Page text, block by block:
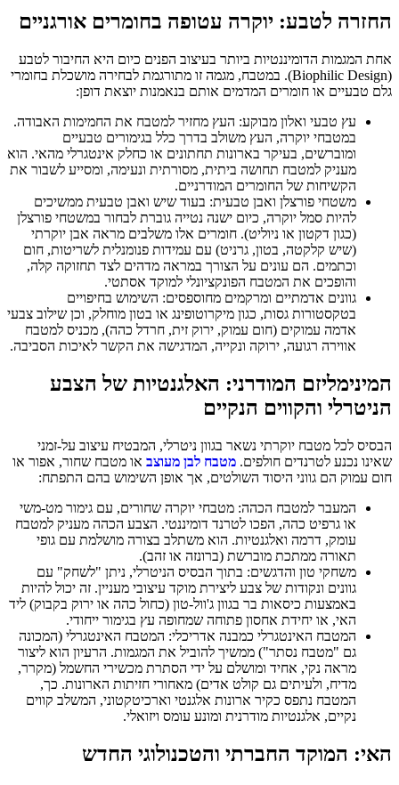
החזרה לטבע: יוקרה עטופה בחומרים אורגניים
אחת המגמות הדומיננטיות ביותר בעיצוב הפנים כיום היא החיבור לטבע
(Biophilic Design). במטבח, מגמה זו מתורגמת לבחירה מושכלת בחומרי
גלם טבעיים או חומרים המדמים אותם בנאמנות יוצאת דופן:
עץ טבעי ואלון מבוקע: העץ מחזיר למטבח את החמימות האבודה.
במטבחי יוקרה, העץ משולב בדרך כלל בגימורים טבעיים
ומוברשים, בעיקר בארונות תחתונים או כחלק אינטגרלי מהאי. הוא
מעניק למטבח תחושה ביתית, מסורתית ונעימה, ומסייע לשבור את
הקשיחות של החומרים המודרניים.
משטחי פורצלן ואבן טבעית: בעוד שיש ואבן טבעית ממשיכים
להיות סמל יוקרה, כיום ישנה נטייה גוברת לבחור במשטחי פורצלן
(כגון דקטון או ניוליט). חומרים אלו משלבים מראה אבן יוקרתי
(שיש קלקטה, בטון, גרניט) עם עמידות פנומנלית לשריטות, חום
וכתמים. הם עונים על הצורך במראה מדהים לצד תחזוקה קלה,
והופכים את המטבח הפונקציונלי למוקד אסתטי.
גוונים אדמתיים ומרקמים מחוספסים: השימוש בחיפויים
בטקסטורות גסות, כגון מיקרוטופינג או בטון מוחלק, וכן שילוב צבעי
אדמה עמוקים (חום עמוק, ירוק זית, חרדל כהה), מכניס למטבח
אווירה רגועה, ירוקה ונקייה, המדגישה את הקשר לאיכות הסביבה.
המינימליזם המודרני: האלגנטיות של הצבע
הניטרלי והקווים הנקיים
הבסיס לכל מטבח יוקרתי נשאר בגוון ניטרלי, המבטיח עיצוב על-זמני
שאינו נכנע לטרנדים חולפים. מטבח לבן מעוצב או מטבח שחור, אפור או
חום עמוק הם גווני היסוד השולטים, אך אופן השימוש בהם התפתח:
המעבר למטבח הכהה: מטבחי יוקרה שחורים, עם גימור מט-משי
או גרפיט כהה, הפכו לטרנד דומיננטי. הצבע הכהה מעניק למטבח
עומק, דרמה ואלגנטיות. הוא משתלב בצורה מושלמת עם גופי
תאורה ממתכת מוברשת (ברונזה או זהב).
משחקי טון והדגשים: בתוך הבסיס הניטרלי, ניתן "לשחק" עם
גוונים ונקודות של צבע ליצירת מוקד עיצובי מעניין. זה יכול להיות
באמצעות כיסאות בר בגוון ג'וול-טון (כחול כהה או ירוק בקבוק) ליד
האי, או יחידת אחסון פתוחה שמחופה עץ בגימור ייחודי.
המטבח האינטגרלי כמבנה אדריכלי: המטבח האינטגרלי (המכונה
גם "מטבח נסתר") ממשיך להוביל את המגמות. הרעיון הוא ליצור
מראה נקי, אחיד ומושלם על ידי הסתרת מכשירי החשמל (מקרר,
מדיח, ולעיתים גם קולט אדים) מאחורי חזיתות הארונות. כך,
המטבח נתפס כקיר ארונות אלגנטי וארכיטקטוני, המשלב קווים
נקיים, אלגנטיות מודרנית ומונע עומס ויזואלי.
האי: המוקד החברתי והטכנולוגי החדש